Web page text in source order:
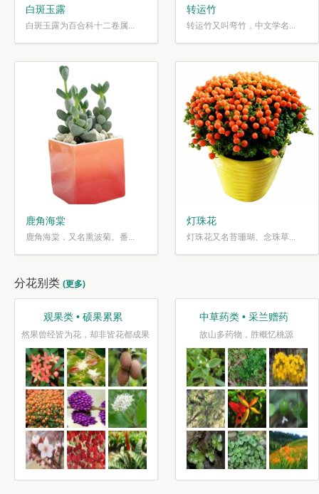
白斑玉露
白斑玉露为百合科十二卷属...
转运竹
转运竹又叫弯竹，中文学名...
鹿角海棠
鹿角海棠，又名熏波菊。番...
灯珠花
灯珠花又名苔珊瑚、念珠草...
分花别类 (更多)
观果类 • 硕果累累
然果曾经皆为花，却非皆花都成果
中草药类 • 采兰赠药
故山多药物，胜概忆桃源